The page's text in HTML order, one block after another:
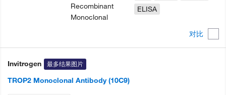
对比
Recombinant
Monoclonal
ELISA
Invitrogen 最多结果图片
TROP2 Monoclonal Antibody (10C9)